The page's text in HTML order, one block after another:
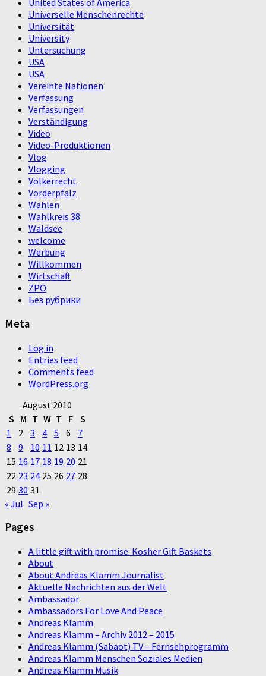
United States of America
Universelle Menschenrechte
Universität
University
Untersuchung
USA
USA
Vereinte Nationen
Verfassung
Verfassungen
Verständigung
Video
Video-Produktionen
Vlog
Vlogging
Völkerrecht
Vorderpfalz
Wahlen
Wahlkreis 38
Waldsee
welcome
Werbung
Willkommen
Wirtschaft
ZPO
Без рубрики
Meta
Log in
Entries feed
Comments feed
WordPress.org
August 2010
S M T W T F S
1
2 3 4 5 6
7
8
9 10 11 12 13 14
15 16 17 18 19 20 21
22 23 24 25 26 27 28
29 30 31
« Jul Sep »
Pages
A little gift with promise: Kosher Gift Baskets
About
About Andreas Klamm Journalist
Aktuelle Nachrichten aus der Welt
Ambassador
Ambassadors For Love And Peace
Andreas Klamm
Andreas Klamm – Archiv 2012 – 2015
Andreas Klamm (Sabaot) TV – Fernsehprogramm
Andreas Klamm Menschen Soziales Medien
Andreas Klamm Musik